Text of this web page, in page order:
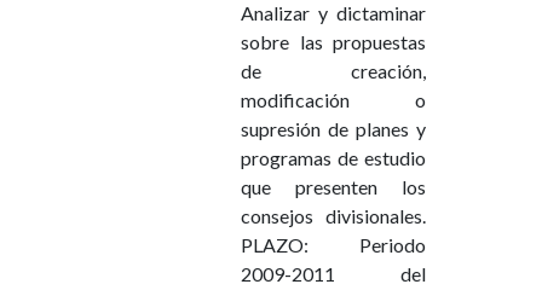
Analizar y dictaminar
sobre las propuestas
de creación,
modificación o
supresión de planes y
programas de estudio
que presenten los
consejos divisionales.
PLAZO: Periodo
2009-2011 del